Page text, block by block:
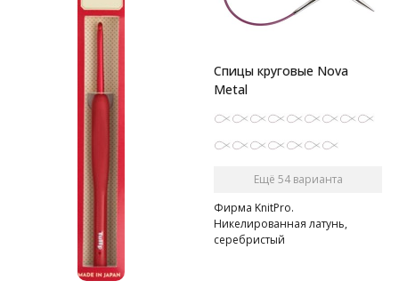
Спицы круговые Nova
Metal
Ещё 54 варианта
Фирма KnitPro.
Никелированная латунь,
серебристый